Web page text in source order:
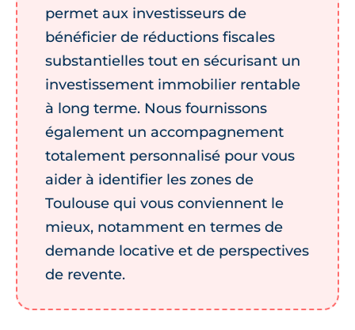
permet aux investisseurs de
bénéficier de réductions fiscales
substantielles tout en sécurisant un
investissement immobilier rentable
à long terme. Nous fournissons
également un accompagnement
totalement personnalisé pour vous
aider à identifier les zones de
Toulouse qui vous conviennent le
mieux, notamment en termes de
demande locative et de perspectives
de revente.